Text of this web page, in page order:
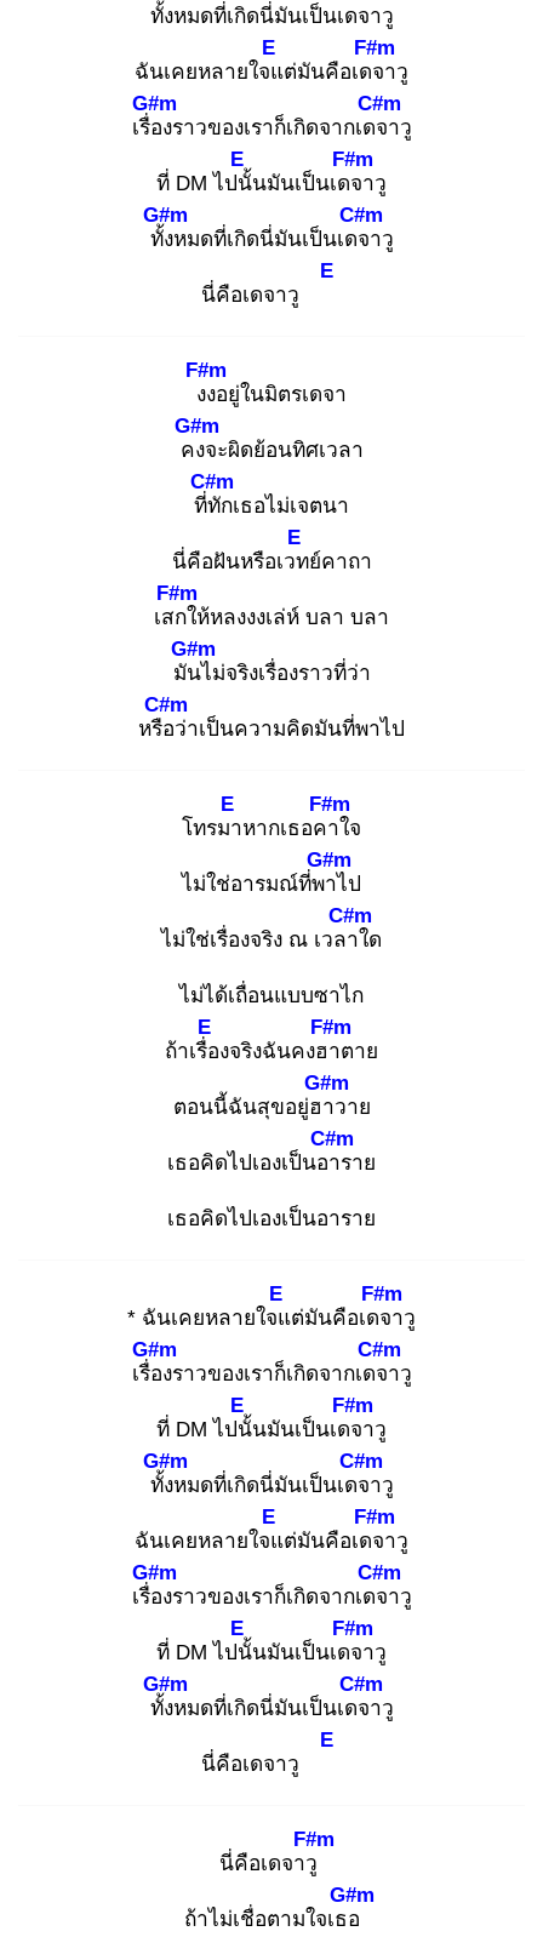
ทั้งหมดที่เกิดนี่มันเป็นเดจาวู
ฉันเคยหลายใจแ
E
ต่มันคือเดจ
F#m
าวู
เรื่อ
G#m
งราวของเราก็เกิดจากเดจ
C#m
าวู
ที่ DM ไปนั้
E
นมันเป็นเดจ
F#m
าวู
ทั้ง
G#m
หมดที่เกิดนี่มันเป็นเดจ
C#m
าวู
นี่คือเดจาวู
E
งง
F#m
อยู่ในมิตรเดจา
คง
G#m
จะผิดย้อนทิศเวลา
ที่ทั
C#m
กเธอไม่เจตนา
นี่คือฝันหรือเวท
E
ย์คาถา
เสก
F#m
ให้หลงงงเล่ห์ บลา บลา
มัน
G#m
ไม่จริงเรื่องราวที่ว่า
หรือ
C#m
ว่าเป็นความคิดมันที่พาไป
โทรมา
E
หากเธอคา
F#m
ใจ
ไม่ใช่อารมณ์ที่พา
G#m
ไป
ไม่ใช่เรื่องจริง ณ​ เวลา
C#m
ใด
ไม่ได้เถื่อนแบบซาไก
ถ้าเรื่อ
E
งจริงฉันคงฮา
F#m
ตาย
ตอนนี้ฉันสุขอยู่ฮา
G#m
วาย
เธอคิดไปเองเป็นอา
C#m
ราย
เธอคิดไปเองเป็นอาราย
* ฉันเคยหลายใจแ
E
ต่มันคือเดจ
F#m
าวู
เรื่อ
G#m
งราวของเราก็เกิดจากเดจ
C#m
าวู
ที่ DM ไปนั้
E
นมันเป็นเดจ
F#m
าวู
ทั้ง
G#m
หมดที่เกิดนี่มันเป็นเดจ
C#m
าวู
ฉันเคยหลายใจแ
E
ต่มันคือเดจ
F#m
าวู
เรื่อ
G#m
งราวของเราก็เกิดจากเดจ
C#m
าวู
ที่ DM ไปนั้
E
นมันเป็นเดจ
F#m
าวู
ทั้ง
G#m
หมดที่เกิดนี่มันเป็นเดจ
C#m
าวู
นี่คือเดจาวู
E
นี่คือเดจาวู
F#m
ถ้าไม่เชื่อตามใจเธอ
G#m